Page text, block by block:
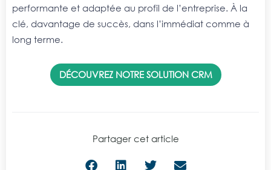
performante et adaptée au profil de l’entreprise. À la
clé, davantage de succès, dans l’immédiat comme à
long terme.
DÉCOUVREZ NOTRE SOLUTION CRM
Partager cet article